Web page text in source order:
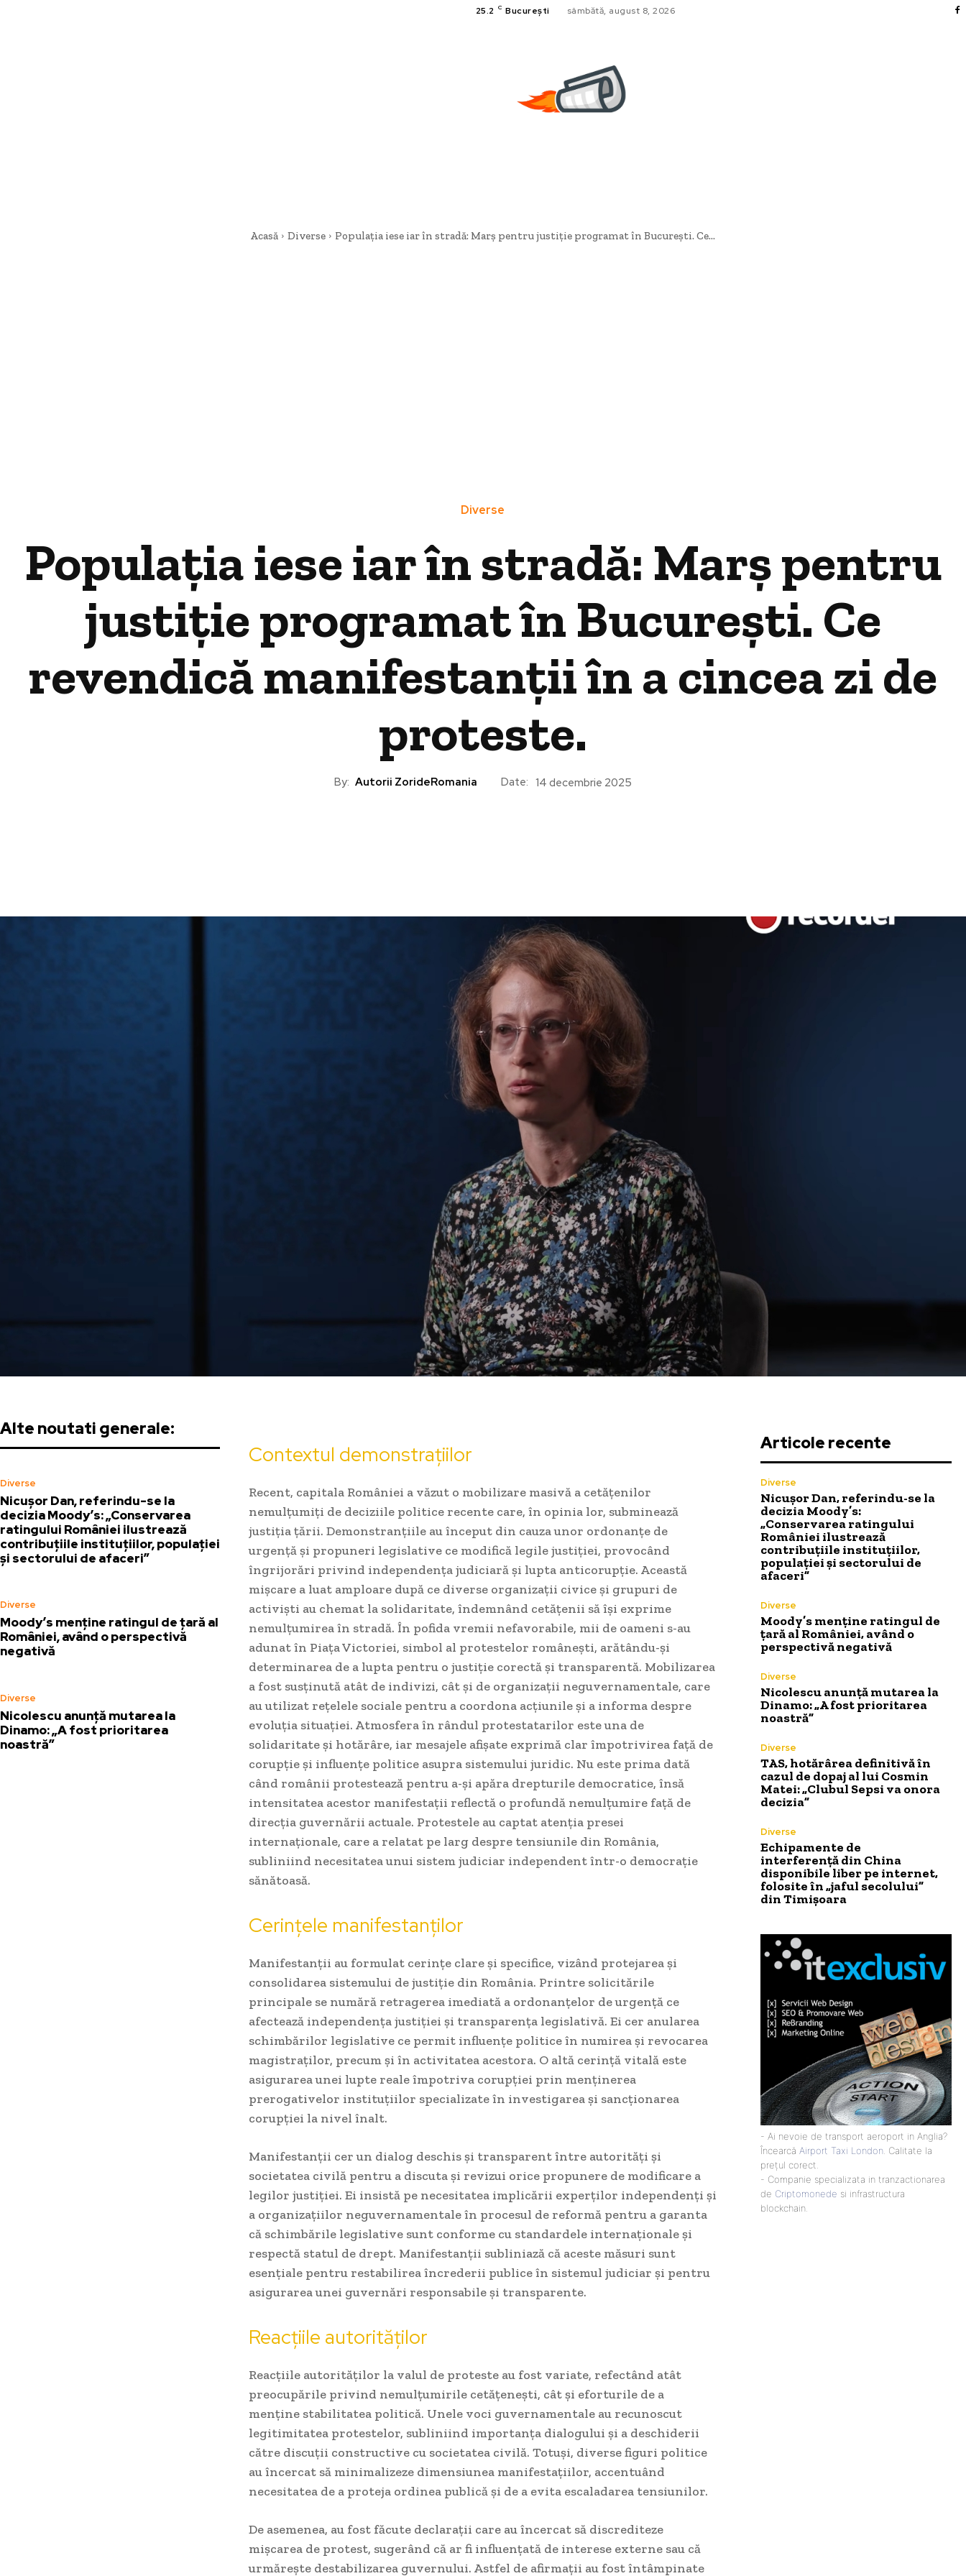
25.2 C București sâmbătă, august 8, 2026
Acasă Diverse Populația iese iar în stradă: Marș pentru justiție programat în București. Ce...
Diverse
Populația iese iar în stradă: Marș pentru
justiție programat în București. Ce
revendică manifestanții în a cincea zi de
proteste.
By: Autorii ZorideRomania Date: 14 decembrie 2025
Alte noutati generale:
Diverse
Nicușor Dan, referindu-se la
decizia Moody’s: „Conservarea
ratingului României ilustrează
contribuțiile instituțiilor, populației
și sectorului de afaceri”
Diverse
Moody’s menține ratingul de țară al
României, având o perspectivă
negativă
Diverse
Nicolescu anunță mutarea la
Dinamo: „A fost prioritarea
noastră”
Contextul demonstrațiilor
Recent, capitala României a văzut o mobilizare masivă a cetățenilor
nemulțumiți de deciziile politice recente care, în opinia lor, subminează
justiția țării. Demonstranțiile au început din cauza unor ordonanțe de
urgență și propuneri legislative ce modifică legile justiției, provocând
îngrijorări privind independența judiciară și lupta anticorupție. Această
mișcare a luat amploare după ce diverse organizații civice și grupuri de
activiști au chemat la solidaritate, îndemnând cetățenii să își exprime
nemulțumirea în stradă. În pofida vremii nefavorabile, mii de oameni s-au
adunat în Piața Victoriei, simbol al protestelor românești, arătându-și
determinarea de a lupta pentru o justiție corectă și transparentă. Mobilizarea
a fost susținută atât de indivizi, cât și de organizații neguvernamentale, care
au utilizat rețelele sociale pentru a coordona acțiunile și a informa despre
evoluția situației. Atmosfera în rândul protestatarilor este una de
solidaritate și hotărâre, iar mesajele afișate exprimă clar împotrivirea față de
corupție și influențe politice asupra sistemului juridic. Nu este prima dată
când românii protestează pentru a-și apăra drepturile democratice, însă
intensitatea acestor manifestații reflectă o profundă nemulțumire față de
direcția guvernării actuale. Protestele au captat atenția presei
internaționale, care a relatat pe larg despre tensiunile din România,
subliniind necesitatea unui sistem judiciar independent într-o democrație
sănătoasă.
Cerințele manifestanților
Manifestanții au formulat cerințe clare și specifice, vizând protejarea și
consolidarea sistemului de justiție din România. Printre solicitările
principale se numără retragerea imediată a ordonanțelor de urgență ce
afectează independența justiției și transparența legislativă. Ei cer anularea
schimbărilor legislative ce permit influențe politice în numirea și revocarea
magistraților, precum și în activitatea acestora. O altă cerință vitală este
asigurarea unei lupte reale împotriva corupției prin menținerea
prerogativelor instituțiilor specializate în investigarea și sancționarea
corupției la nivel înalt.
Manifestanții cer un dialog deschis și transparent între autorități și
societatea civilă pentru a discuta și revizui orice propunere de modificare a
legilor justiției. Ei insistă pe necesitatea implicării experților independenți și
a organizațiilor neguvernamentale în procesul de reformă pentru a garanta
că schimbările legislative sunt conforme cu standardele internaționale și
respectă statul de drept. Manifestanții subliniază că aceste măsuri sunt
esențiale pentru restabilirea încrederii publice în sistemul judiciar și pentru
asigurarea unei guvernări responsabile și transparente.
Reacțiile autorităților
Reacțiile autorităților la valul de proteste au fost variate, refectând atât
preocupările privind nemulțumirile cetățenești, cât și eforturile de a
menține stabilitatea politică. Unele voci guvernamentale au recunoscut
legitimitatea protestelor, subliniind importanța dialogului și a deschiderii
către discuții constructive cu societatea civilă. Totuși, diverse figuri politice
au încercat să minimalizeze dimensiunea manifestațiilor, accentuând
necesitatea de a proteja ordinea publică și de a evita escaladarea tensiunilor.
De asemenea, au fost făcute declarații care au încercat să discrediteze
mișcarea de protest, sugerând că ar fi influențată de interese externe sau că
urmărește destabilizarea guvernului. Astfel de afirmații au fost întâmpinate
Articole recente
Diverse
Nicușor Dan, referindu-se la
decizia Moody’s:
„Conservarea ratingului
României ilustrează
contribuțiile instituțiilor,
populației și sectorului de
afaceri”
Diverse
Moody’s menține ratingul de
țară al României, având o
perspectivă negativă
Diverse
Nicolescu anunță mutarea la
Dinamo: „A fost prioritarea
noastră”
Diverse
TAS, hotărârea definitivă în
cazul de dopaj al lui Cosmin
Matei: „Clubul Sepsi va onora
decizia”
Diverse
Echipamente de
interferență din China
disponibile liber pe internet,
folosite în „jaful secolului”
din Timișoara
- Ai nevoie de transport aeroport in Anglia?
Încearcă Airport Taxi London . Calitate la
prețul corect.
- Companie specializata in tranzactionarea
de Criptomonede si infrastructura
blockchain.